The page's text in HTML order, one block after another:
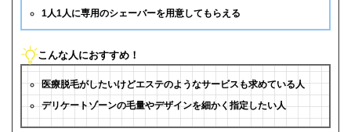
1人1人に専用のシェーバーを用意してもらえる
こんな人におすすめ！
医療脱毛がしたいけどエステのようなサービスも求めている人
デリケートゾーンの毛量やデザインを細かく指定したい人